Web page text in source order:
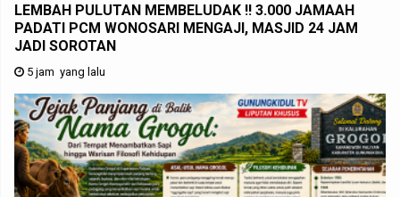
LEMBAH PULUTAN MEMBELUDAK !! 3.000 JAMAAH
PADATI PCM WONOSARI MENGAJI, MASJID 24 JAM
JADI SOROTAN
5 jam yang lalu